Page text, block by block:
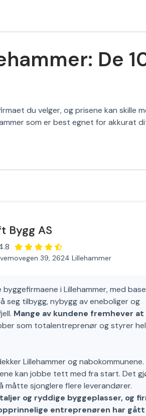
De
du velger, og prisene kan skille
som er best egnet for akkurat
Bygg AS
39, 2624 Lillehammer
i Lillehammer, med
seg tilbygg, nybygg av eneboliger og
Mange av kundene fremhever
som totalentreprenør og styrer
Lillehammer og nabokommunene.
kan jobbe tett med fra start. Det
måtte sjonglere flere leverandører.
og ryddige byggeplasser, og
entreprenøren har gått